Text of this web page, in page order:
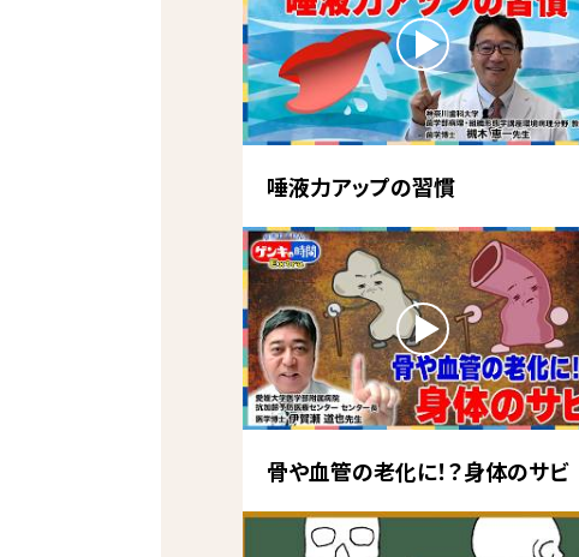
唾液力アップの習慣
骨や血管の老化に！？身体のサビ